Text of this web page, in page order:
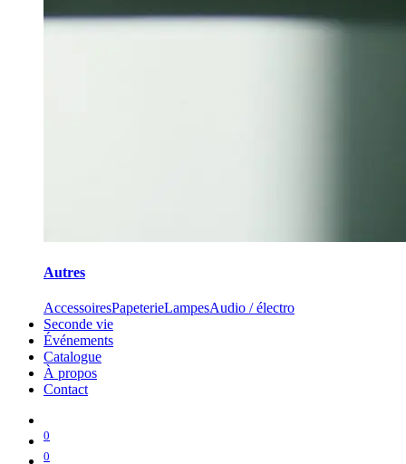
Autres
AccessoiresPapeterieLampesAudio / électro
Seconde vie
Événements
Catalogue
À propos
Contact
0
0